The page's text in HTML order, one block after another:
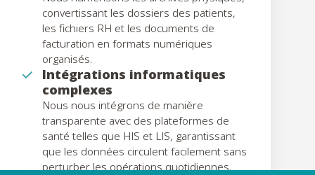
convertissant les dossiers des patients,
les fichiers RH et les documents de
facturation en formats numériques
organisés.
Intégrations informatiques
complexes
Nous nous intégrons de manière
transparente avec des plateformes de
santé telles que HIS et LIS, garantissant
que les données circulent facilement sans
perturber les opérations quotidiennes.